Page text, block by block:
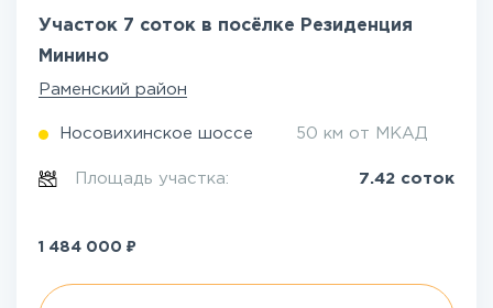
Участок 7 соток в посёлке Резиденция
Минино
Раменский район
Носовихинское шоссе 50 км от МКАД
Площадь участка: 7.42 соток
1 484 000 ₽